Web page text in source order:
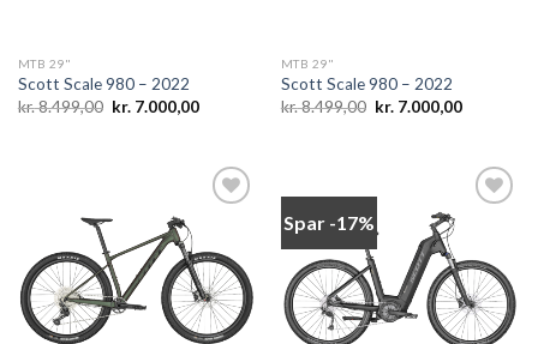
MTB 29"
Scott Scale 980 – 2022
kr.8.499,00 Den
oprindelige
kr.7.000,00Den
kr. 7.000,00.
MTB 29"
Scott Scale 980 – 2022
kr.8.499,00 Den
oprindelige
kr.7.000,00Den
kr.
Add to
wishlist
Spar -17%
Add to
wishlist